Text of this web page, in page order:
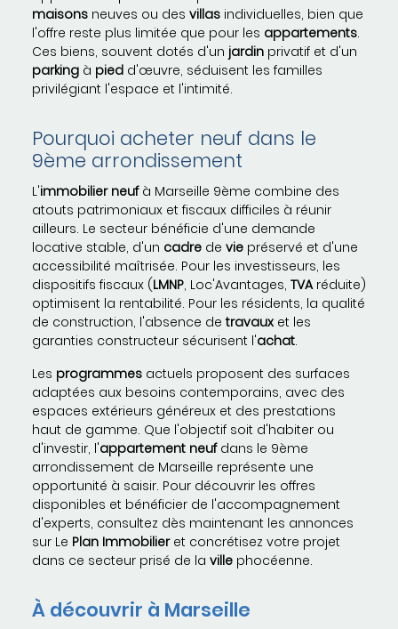
maisons neuves ou des villas individuelles, bien que
l'offre reste plus limitée que pour les appartements.
Ces biens, souvent dotés d'un jardin privatif et d'un
parking à pied d'œuvre, séduisent les familles
privilégiant l'espace et l'intimité.
Pourquoi acheter neuf dans le
9ème arrondissement
L'immobilier neufà Marseille 9ème combine des
atouts patrimoniaux et fiscaux difficiles à réunir
ailleurs. Le secteur bénéficie d'une demande
locative stable, d'un cadre de vie préservé et d'une
accessibilité maîtrisée. Pour les investisseurs, les
dispositifs fiscaux (LMNP, Loc'Avantages, TVAréduite)
optimisent la rentabilité. Pour les résidents, la qualité
de construction, l'absence detravaux et les
garanties constructeur sécurisent l'achat.
Les programmes actuels proposent des surfaces
adaptées aux besoins contemporains, avec des
espaces extérieurs généreux et des prestations
haut de gamme. Que l'objectif soit d'habiter ou
d'investir, l'appartement neufdans le 9ème
arrondissement de Marseille représente une
opportunité à saisir. Pour découvrir les offres
disponibles et bénéficier de l'accompagnement
d'experts, consultez dès maintenant les annonces
sur Le Plan Immobilieret concrétisez votre projet
dans ce secteur prisé de la ville phocéenne.
À découvrir à Marseille